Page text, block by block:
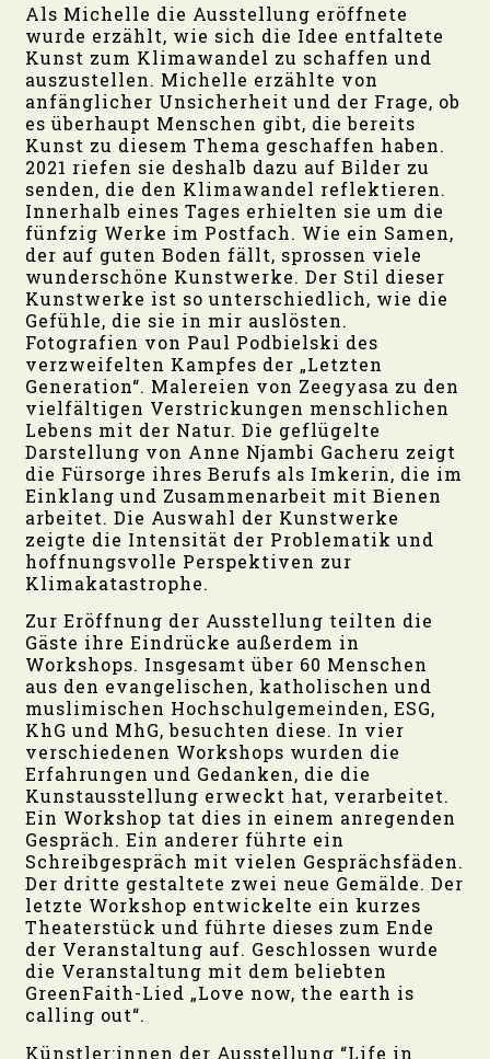
Als Michelle die Ausstellung eröffnete
wurde erzählt, wie sich die Idee entfaltete
Kunst zum Klimawandel zu schaffen und
auszustellen. Michelle erzählte von
anfänglicher Unsicherheit und der Frage, ob
es überhaupt Menschen gibt, die bereits
Kunst zu diesem Thema geschaffen haben.
2021 riefen sie deshalb dazu auf Bilder zu
senden, die den Klimawandel reflektieren.
Innerhalb eines Tages erhielten sie um die
fünfzig Werke im Postfach. Wie ein Samen,
der auf guten Boden fällt, sprossen viele
wunderschöne Kunstwerke. Der Stil dieser
Kunstwerke ist so unterschiedlich, wie die
Gefühle, die sie in mir auslösten.
Fotografien von Paul Podbielski des
verzweifelten Kampfes der „Letzten
Generation“. Malereien von Zeegyasa zu den
vielfältigen Verstrickungen menschlichen
Lebens mit der Natur. Die geflügelte
Darstellung von Anne Njambi Gacheru zeigt
die Fürsorge ihres Berufs als Imkerin, die im
Einklang und Zusammenarbeit mit Bienen
arbeitet. Die Auswahl der Kunstwerke
zeigte die Intensität der Problematik und
hoffnungsvolle Perspektiven zur
Klimakatastrophe.
Zur Eröffnung der Ausstellung teilten die
Gäste ihre Eindrücke außerdem in
Workshops. Insgesamt über 60 Menschen
aus den evangelischen, katholischen und
muslimischen Hochschulgemeinden, ESG,
KhG und MhG, besuchten diese. In vier
verschiedenen Workshops wurden die
Erfahrungen und Gedanken, die die
Kunstausstellung erweckt hat, verarbeitet.
Ein Workshop tat dies in einem anregenden
Gespräch. Ein anderer führte ein
Schreibgespräch mit vielen Gesprächsfäden.
Der dritte gestaltete zwei neue Gemälde. Der
letzte Workshop entwickelte ein kurzes
Theaterstück und führte dieses zum Ende
der Veranstaltung auf. Geschlossen wurde
die Veranstaltung mit dem beliebten
GreenFaith-Lied „Love now, the earth is
calling out“.
Künstler:innen der Ausstellung “Life in